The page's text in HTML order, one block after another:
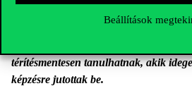
Beállítások
rendszerben az idegen nyelvi
térítésmentesen tanulhatnak, akik
képzésre jutottak be.